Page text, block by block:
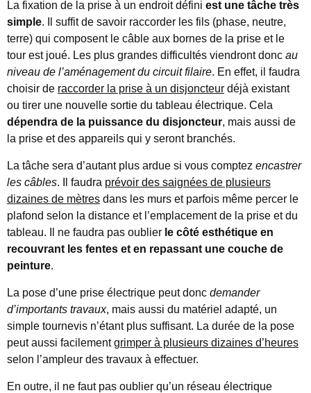
La fixation de la prise à un endroit défini est une tâche très
simple. Il suffit de savoir raccorder les fils (phase, neutre,
terre) qui composent le câble aux bornes de la prise et le
tour est joué. Les plus grandes difficultés viendront donc au
niveau de l’aménagement du circuit filaire. En effet, il faudra
choisir de raccorder la prise à un disjoncteur déjà existant
ou tirer une nouvelle sortie du tableau électrique. Cela
dépendra de la puissance du disjoncteur, mais aussi de
la prise et des appareils qui y seront branchés.
La tâche sera d’autant plus ardue si vous comptez encastrer
les câbles. Il faudra prévoir des saignées de plusieurs
dizaines de mètres dans les murs et parfois même percer le
plafond selon la distance et l’emplacement de la prise et du
tableau. Il ne faudra pas oublier le côté esthétique en
recouvrant les fentes et en repassant une couche de
peinture.
La pose d’une prise électrique peut donc demander
d’importants travaux, mais aussi du matériel adapté, un
simple tournevis n’étant plus suffisant. La durée de la pose
peut aussi facilementgrimper à plusieurs dizaines d’heures
selon l’ampleur des travaux à effectuer.
En outre, il ne faut pas oublier qu’un réseau électrique